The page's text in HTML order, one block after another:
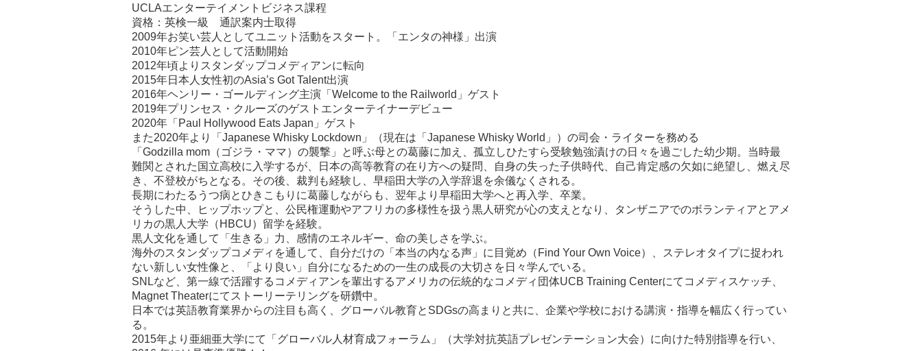
UCLAエンターテイメントビジネス課程
資格：英検一級 通訳案内士取得
2009年お笑い芸人としてユニット活動をスタート。「エンタの神様」出演
2010年ピン芸人として活動開始
2012年頃よりスタンダップコメディアンに転向
2015年日本人女性初のAsia’s Got Talent出演
2016年ヘンリー・ゴールディング主演「Welcome to the Railworld」ゲスト
2019年プリンセス・クルーズのゲストエンターテイナーデビュー
2020年「Paul Hollywood Eats Japan」ゲスト
また2020年より「Japanese Whisky Lockdown」（現在は「Japanese Whisky World」）の司会・ライターを務める
「Godzilla mom（ゴジラ・ママ）の襲撃」と呼ぶ母との葛藤に加え、孤立しひたすら受験勉強漬けの日々を過ごした幼少期。当時最
難関とされた国立高校に入学するが、日本の高等教育の在り方への疑問、自身の失った子供時代、自己肯定感の欠如に絶望し、燃え尽
き、不登校がちとなる。その後、裁判も経験し、早稲田大学の入学辞退を余儀なくされる。
長期にわたるうつ病とひきこもりに葛藤しながらも、翌年より早稲田大学へと再入学、卒業。
そうした中、ヒップホップと、公民権運動やアフリカの多様性を扱う黒人研究が心の支えとなり、タンザニアでのボランティアとアメ
リカの黒人大学（HBCU）留学を経験。
黒人文化を通して「生きる」力、感情のエネルギー、命の美しさを学ぶ。
海外のスタンダップコメディを通して、自分だけの「本当の内なる声」に目覚め（Find Your Own Voice）、ステレオタイプに捉われ
ない新しい女性像と、「より良い」自分になるための一生の成長の大切さを日々学んでいる。
SNLなど、第一線で活躍するコメディアンを輩出するアメリカの伝統的なコメディ団体UCB Training Centerにてコメディスケッチ、
Magnet Theaterにてストーリーテリングを研鑽中。
日本では英語教育業界からの注目も高く、グローバル教育とSDGsの高まりと共に、企業や学校における講演・指導を幅広く行ってい
る。
2015年より亜細亜大学にて「グローバル人材育成フォーラム」（大学対抗英語プレゼンテーション大会）に向けた特別指導を行い、